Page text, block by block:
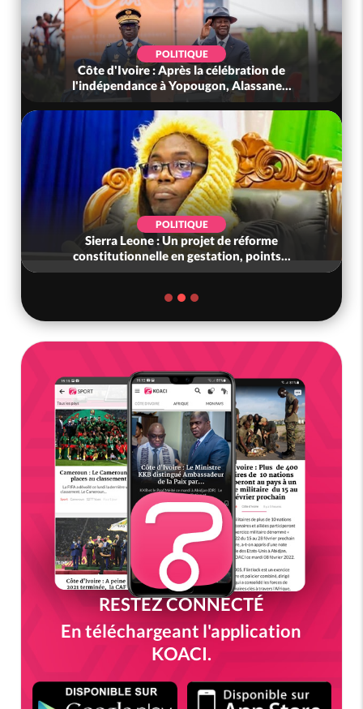
POLITIQUE
Côte d'Ivoire : Après la célébration de
l'indépendance à Yopougon, Alassane...
POLITIQUE
Sierra Leone : Un projet de réforme
constitutionnelle en gestation, points...
RESTEZ CONNECTÉ
En téléchargeant l'application
KOACI.